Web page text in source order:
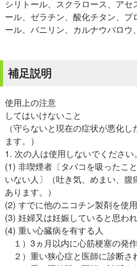
シリトール、スクラロース、ア
ール、ゼラチン、酸化チタン、
ール、バニリン、カルナウバロウ
補足説明
使用上の注意
してはいけないこと
（守らないと現在の症状が悪化
ます。）
1. 次の人は使用しないでください。
(1) 非喫煙者〔タバコを吸ったこ
いない人〕（吐き気、めまい、
あります。）
(2) すでに他のニコチン製剤を使
(3) 妊婦又は妊娠していると思わ
(4) 重い心臓病を有する人
１）3ヵ月以内に心筋梗塞の発
２）重い狭心症と医師に診断さ